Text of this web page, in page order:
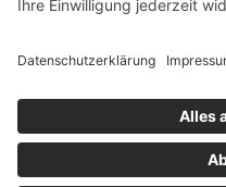
unseren
Unsere Kundenbewertungen
Markenagentur zu den
gestütztes Webdesign in